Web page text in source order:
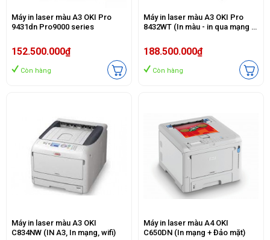
Máy in laser màu A3 OKI Pro
9431dn Pro9000 series
152.500.000₫
Còn hàng
Máy in laser màu A3 OKI Pro
8432WT (In màu - in qua mạng )
188.500.000₫
Còn hàng
Máy in laser màu A3 OKI
C834NW (IN A3, In mạng, wifi)
Máy in laser màu A4 OKI
C650DN (In mạng + Đảo mặt)